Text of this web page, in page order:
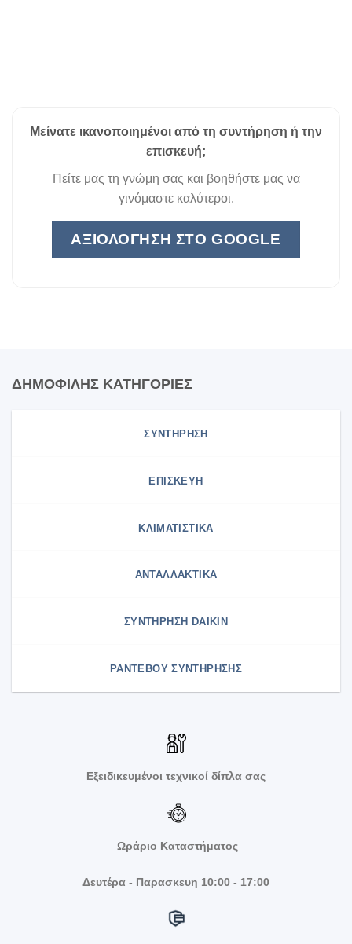
Μείνατε ικανοποιημένοι από τη συντήρηση ή την
επισκευή;
Πείτε μας τη γνώμη σας και βοηθήστε μας να
γινόμαστε καλύτεροι.
ΑΞΙΟΛΌΓΗΣΗ ΣΤΟ GOOGLE
ΔΗΜΟΦΙΛΗΣ ΚΑΤΗΓΟΡΙΕΣ
ΣΥΝΤΗΡΗΣΗ
ΕΠΙΣΚΕΥΗ
ΚΛΙΜΑΤΙΣΤΙΚΑ
ΑΝΤΑΛΛΑΚΤΙΚΑ
ΣΥΝΤΉΡΗΣΗ DAIKIN
ΡΑΝΤΕΒΟΥ ΣΥΝΤΗΡΗΣΗΣ
Εξειδικευμένοι τεχνικοί δίπλα σας
Ωράριο Καταστήματος
Δευτέρα - Παρασκευη 10:00 - 17:00